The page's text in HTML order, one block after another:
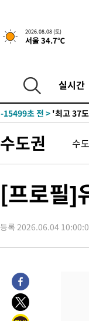
2026.08.08 (토)
서울 34.7℃
실시간
-8625초 전 >[속보]뉴욕
-31343초 전 >극한폭염
-26878초 전 >
[속보]'압
-15499초 전 >
-8625초 전 > [속보]뉴욕
주 날씨]
-28361초 전 >
축구협
-26878초 전 >[속보]'압
-8625초 전 >[속보]뉴욕
수도권 수
[프로필]
등록 2026.06.04